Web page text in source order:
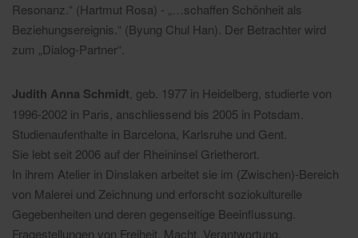
Resonanz.“ (Hartmut Rosa) - „…schaffen Schönheit als
Beziehungsereignis.“ (Byung Chul Han). Der Betrachter wird
zum „Dialog-Partner“.
Judith Anna Schmidt, geb. 1977 in Heidelberg, studierte von
1996-2002 in Paris, anschliessend bis 2005 in Potsdam.
Studienaufenthalte in Barcelona, Karlsruhe und Gent.
Sie lebt seit 2006 auf der Rheininsel Grietherort.
In ihrem Atelier in Dinslaken arbeitet sie im (Zwischen)-Bereich
von Malerei und Zeichnung und erforscht soziokulturelle
Gegebenheiten und deren gegenseitige Beeinflussung.
Fragestellungen von Freiheit, Macht, Verantwortung,